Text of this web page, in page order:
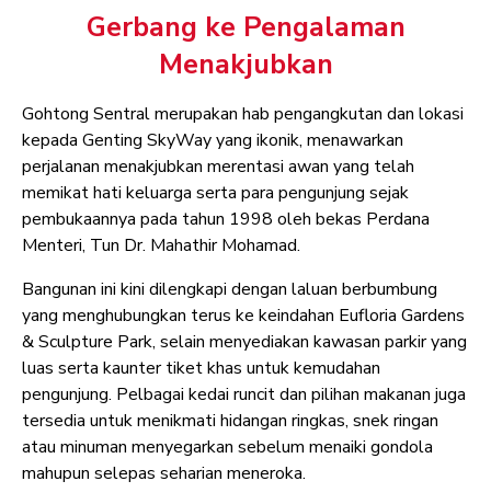
Gerbang ke Pengalaman
Menakjubkan
Gohtong Sentral merupakan hab pengangkutan dan lokasi
kepada Genting SkyWay yang ikonik, menawarkan
perjalanan menakjubkan merentasi awan yang telah
memikat hati keluarga serta para pengunjung sejak
pembukaannya pada tahun 1998 oleh bekas Perdana
Menteri, Tun Dr. Mahathir Mohamad.
Bangunan ini kini dilengkapi dengan laluan berbumbung
yang menghubungkan terus ke keindahan Eufloria Gardens
& Sculpture Park, selain menyediakan kawasan parkir yang
luas serta kaunter tiket khas untuk kemudahan
pengunjung. Pelbagai kedai runcit dan pilihan makanan juga
tersedia untuk menikmati hidangan ringkas, snek ringan
atau minuman menyegarkan sebelum menaiki gondola
mahupun selepas seharian meneroka.